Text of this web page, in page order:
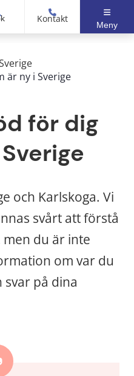
Kontakt
Meny
är ny i Sverige
för dig
och Karlskoga. Vi
svårt att förstå
du är inte
om var du
svar på dina